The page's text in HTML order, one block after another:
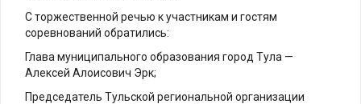
С торжественной речью к участникам и гостям
соревнований обратились:
Глава муниципального образования город Тула —
Алексей Алоисович Эрк;
Председатель Тульской региональной организации